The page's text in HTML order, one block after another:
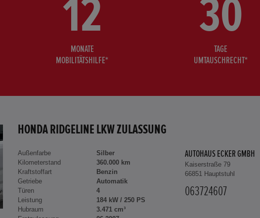
12
MONATE
MOBILITÄTSHILFE*
30
TAGE
UMTAUSCHRECHT*
HONDA RIDGELINE LKW ZULASSUNG
Außenfarbe
Silber
Kilometerstand
360.000 km
Kraftstoffart
Benzin
Getriebe
Automatik
Türen
4
Leistung
184 kW / 250 PS
Hubraum
3.471 cm³
AUTOHAUS ECKER GMBH
Kaiserstraße 79
66851 Hauptstuhl
063724607